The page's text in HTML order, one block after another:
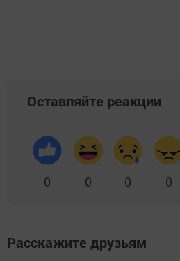
Оставляйте реакции
0 0 0 0
Расскажите друзьям